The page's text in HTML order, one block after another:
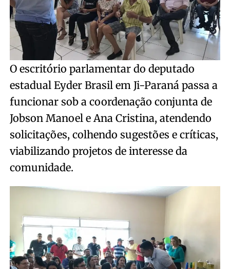
O escritório parlamentar do deputado
estadual Eyder Brasil em Ji-Paraná passa a
funcionar sob a coordenação conjunta de
Jobson Manoel e Ana Cristina, atendendo
solicitações, colhendo sugestões e críticas,
viabilizando projetos de interesse da
comunidade.